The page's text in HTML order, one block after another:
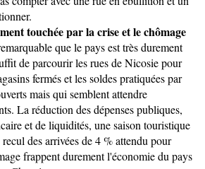
touchée par la crise et le chômage
que le pays est très durement
de parcourir les rues de Nicosie pour
fermés et les soldes pratiquées par
mais qui semblent attendre
La réduction des dépenses publiques,
et de liquidités, une saison touristique
des arrivées de 4 % attendu pour
frappent durement l'économie du pays